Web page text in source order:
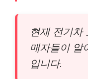
현재 전기차
매자들이 알
입니다.